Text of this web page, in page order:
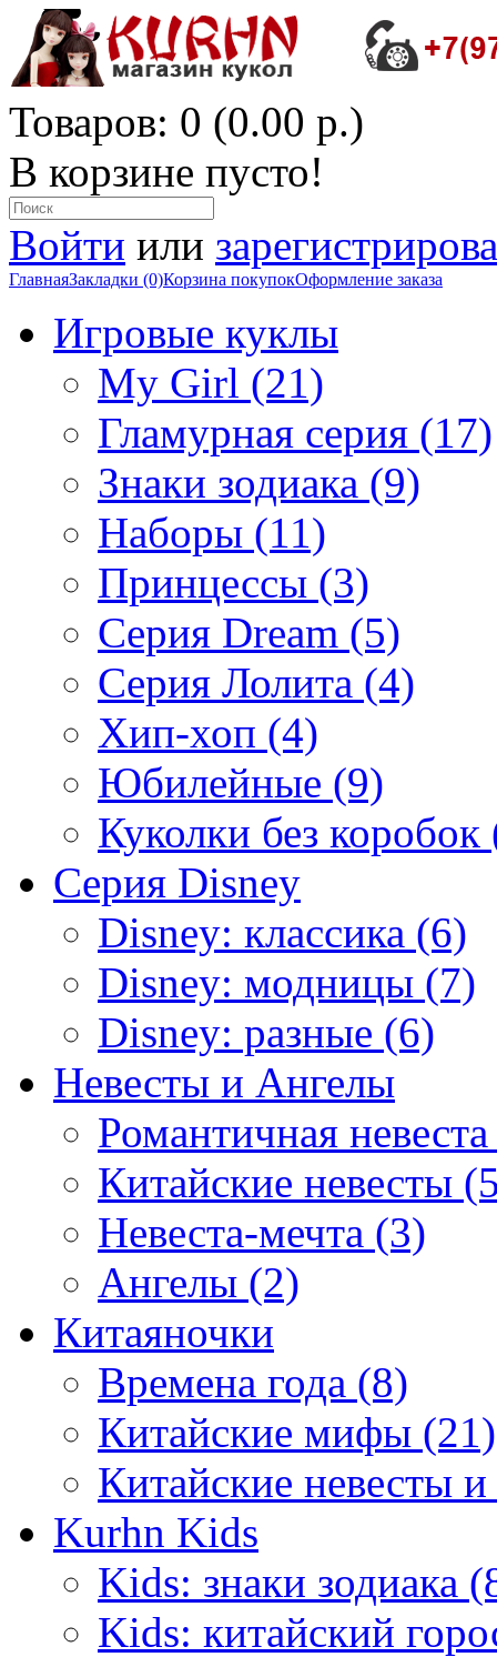
Товаров: 0 (0.00 р.)
В корзине пусто!
Войти или
ГлавнаяЗакладки (0)Корзина покупокОформление заказа
Игровые куклы
My Girl (21)
Гламурная серия (17)
Знаки зодиака (9)
Наборы (11)
Принцессы (3)
Серия Dream (5)
Серия Лолита (4)
Хип-хоп (4)
Юбилейные (9)
Куколки без коробок
Серия Disney
Disney: классика (6)
Disney: модницы (7)
Disney: разные (6)
Невесты и Ангелы
Романтичная
Китайские невесты
Невеста-мечта (3)
Ангелы (2)
Китаяночки
Времена года (8)
Китайские мифы (21)
Китайские невесты
Kurhn Kids
Kids: знаки зодиака
Kids: китайский